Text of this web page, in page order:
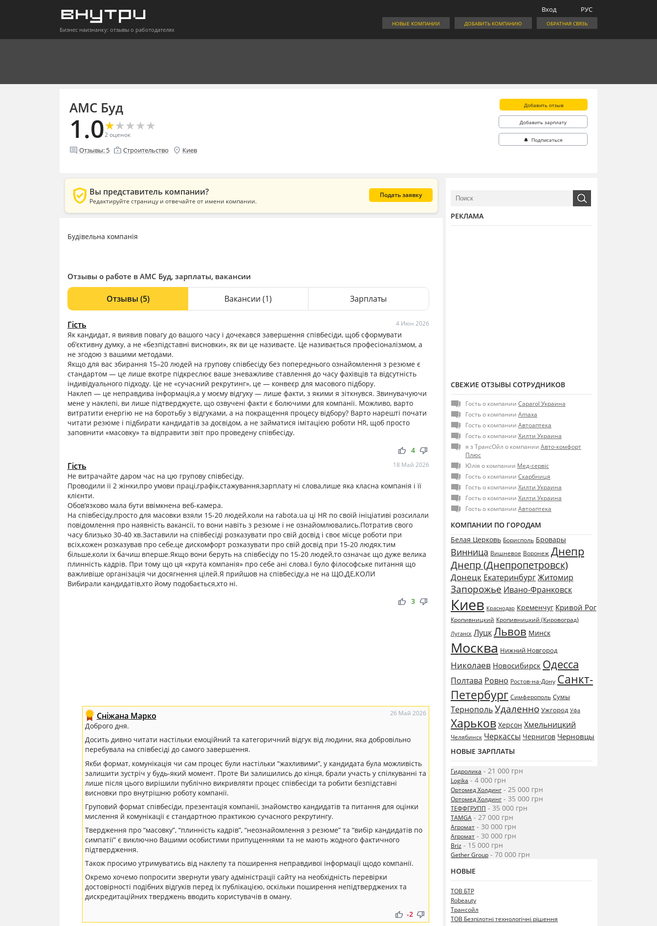
Бизнес наизнанку: отзывы о работодателях
РУС
Вход
ОБРАТНАЯ СВЯЗЬ
ДОБАВИТЬ КОМПАНИЮ
НОВЫЕ КОМПАНИИ
АМС Буд
1.0★
★★
★★
★★
★★
★
2оценок
comment Отзывы: 5 enterprise Строительство location_on Киев
Добавить отзыв
Добавить зарплату
🔔 Подписаться
verified_user Вы представитель компании?
Редактируйте страницу и отвечайте от имени компании.
Подать заявку
Будівельна компанія
Отзывы о работе в АМС Буд, зарплаты, вакансии
Отзывы (5) Вакансии (1) Зарплаты
Гість 4 Июн 2026
Як кандидат, я виявив повагу до вашого часу і дочекався завершення співбесіди, щоб сформувати
об’єктивну думку, а не «безпідставні висновки», як ви це називаєте. Це називається професіоналізмом, а
не згодою з вашими методами.
Якщо для вас збирання 15–20 людей на групову співбесіду без попереднього ознайомлення з резюме є
стандартом — це лише вкотре підкреслює ваше зневажливе ставлення до часу фахівців та відсутність
індивідуального підходу. Це не «сучасний рекрутинг», це — конвеєр для масового підбору.
Наклеп — це неправдива інформація,а у моєму відгуку — лише факти, з якими я зіткнувся. Звинувачуючи
мене у наклепі, ви лише підтверджуєте, що озвучені факти є болючими для компанії. Можливо, варто
витратити енергію не на боротьбу з відгуками, а на покращення процесу відбору? Варто нарешті почати
читати резюме і підбирати кандидатів за досвідом, а не займатися імітацією роботи HR, щоб просто
заповнити «масовку» та відправити звіт про проведену співбесіду.
thumb_up thumb_down
4
Гість 18 Май 2026
Не витрачайте даром час на цю групову співбесіду.
Проводили її 2 жінки,про умови праці,графік,стажування,зарплату ні слова,лише яка класна компанія і її
клієнти.
Обов’язково мала бути ввімкнена веб-камера.
На співбесіду,просто для масовки взяли 15-20 людей,коли на rabota.ua ці HR по своїй ініціативі розсилали
повідомлення про наявність вакансії, то вони навіть з резюме і не ознайомлювались.Потратив свого
часу близько 30-40 хв.Заставили на співбесіді розказувати про свій досвід і своє місце роботи при
всіх,кожен розказував про себе,це дискомфорт розказувати про свій досвід при 15-20 людях.тим
більше,коли їх бачиш вперше.Якщо вони беруть на співбесіду по 15-20 людей,то означає що дуже велика
плинність кадрів. При тому що ця «крута компанія» про себе ані слова.І було філософське питання що
важливіше організація чи досягнення цілей.Я прийшов на співбесіду,а не на ЩО,ДЕ,КОЛИ
Вибирали кандидатів,хто йому подобається,хто ні.
thumb_up thumb_down
3
Сніжана Марко 26 Май 2026
Доброго дня.
Досить дивно читати настільки емоційний та категоричний відгук від людини, яка добровільно
перебувала на співбесіді до самого завершення.
Якби формат, комунікація чи сам процес були настільки “жахливими”, у кандидата була можливість
залишити зустріч у будь-який момент. Проте Ви залишились до кінця, брали участь у спілкуванні та
лише після цього вирішили публічно викривляти процес співбесіди та робити безпідставні
висновки про внутрішню роботу компанії.
Груповий формат співбесіди, презентація компанії, знайомство кандидатів та питання для оцінки
мислення й комунікації є стандартною практикою сучасного рекрутингу.
Твердження про “масовку”, “плинність кадрів”, “неознайомлення з резюме” та “вибір кандидатів по
симпатії” є виключно Вашими особистими припущеннями та не мають жодного фактичного
підтвердження.
Також просимо утримуватись від наклепу та поширення неправдивої інформації щодо компанії.
Окремо хочемо попросити звернути увагу адміністрації сайту на необхідність перевірки
достовірності подібних відгуків перед їх публікацією, оскільки поширення непідтверджених та
дискредитаційних тверджень вводить користувачів в оману.
thumb_up thumb_down
-2
РЕКЛАМА
СВЕЖИЕ ОТЗЫВЫ СОТРУДНИКОВ
Гость о компании Caparol Украина
Гость о компании Amaxa
Гость о компании Автоаптека
Гость о компании Хилти Украина
я з ТрансОйл о компании Авто-комфорт
Плюс
Юлія о компании Мед-сервіс
Гость о компании Скарбниця
Гость о компании Хилти Украина
Гость о компании Хилти Украина
Гость о компании Автоаптека
КОМПАНИИ ПО ГОРОДАМ
Белая Церковь Борисполь Бровары
Винница Вишневое Воронеж Днепр
Днепр (Днепропетровск)
Донецк ЕкатеринбургЖитомир
Запорожье Ивано-Франковск
Киев Краснодар Кременчуг Кривой Рог
Кропивницкий Кропивницкий (Кировоград)
Луганск ЛуцкЛьвов Минск
Москва Нижний Новгород
Николаев Новосибирск Одесса
Полтава Ровно Ростов-на-Дону Санкт-
Петербург Симферополь Сумы
ТернопольУдаленно Ужгород Уфа
Харьков Херсон Хмельницкий
Челябинск Черкассы Чернигов Черновцы
НОВЫЕ ЗАРПЛАТЫ
Гидролика - 21 000 грн
Logika - 4 000 грн
Ортомед Холдинг - 25 000 грн
Ортомед Холдинг - 35 000 грн
ТЕФФГРУПП - 35 000 грн
TAMGA - 27 000 грн
Агромат - 30 000 грн
Агромат - 30 000 грн
Briz - 15 000 грн
Gether Group - 70 000 грн
НОВЫЕ
ТОВ БТР
Robeauty
Трансойл
ТОВ Безпілотні технологічні рішення